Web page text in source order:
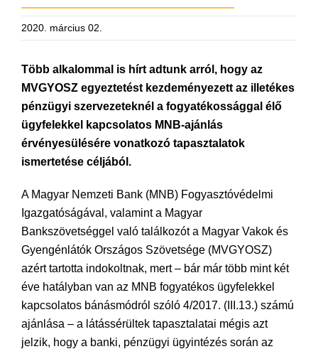
2020. március 02.
Több alkalommal is hírt adtunk arról, hogy az
MVGYOSZ egyeztetést kezdeményezett az illetékes
pénzügyi szervezeteknél a fogyatékossággal élő
ügyfelekkel kapcsolatos MNB-ajánlás
érvényesülésére vonatkozó tapasztalatok
ismertetése céljából.
A Magyar Nemzeti Bank (MNB) Fogyasztóvédelmi
Igazgatóságával, valamint a Magyar
Bankszövetséggel való találkozót a Magyar Vakok és
Gyengénlátók Országos Szövetsége (MVGYOSZ)
azért tartotta indokoltnak, mert – bár már több mint két
éve hatályban van az MNB fogyatékos ügyfelekkel
kapcsolatos bánásmódról szóló 4/2017. (III.13.) számú
ajánlása – a látássérültek tapasztalatai mégis azt
jelzik, hogy a banki, pénzügyi ügyintézés során az